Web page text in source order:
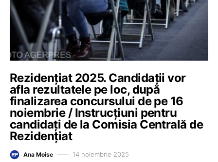
Rezidențiat 2025. Candidații vor
afla rezultatele pe loc, după
finalizarea concursului de pe 16
noiembrie / Instrucțiuni pentru
candidați de la Comisia Centrală de
Rezidențiat
Ana Moise 14 noiembrie 2025